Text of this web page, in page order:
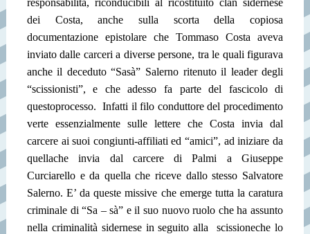
responsabilità, riconducibili al ricostituito clan sidernese
dei Costa, anche sulla scorta della copiosa
documentazione epistolare che Tommaso Costa aveva
inviato dalle carceri a diverse persone, tra le quali figurava
anche il deceduto “Sasà” Salerno ritenuto il leader degli
“scissionisti”, e che adesso fa parte del fascicolo di
questoprocesso. Infatti il filo conduttore del procedimento
verte essenzialmente sulle lettere che Costa invia dal
carcere ai suoi congiunti-affiliati ed “amici”, ad iniziare da
quellache invia dal carcere di Palmi a Giuseppe
Curciarello e da quella che riceve dallo stesso Salvatore
Salerno. E’ da queste missive che emerge tutta la caratura
criminale di “Sa – sà” e il suo nuovo ruolo che ha assunto
nella criminalità sidernese in seguito alla
scissioneche lo